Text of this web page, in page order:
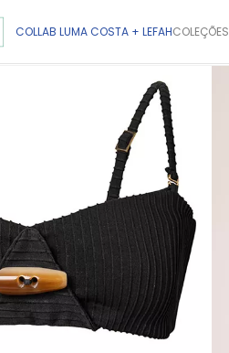
COLLAB LUMA COSTA + LEFAHCOLEÇÕES